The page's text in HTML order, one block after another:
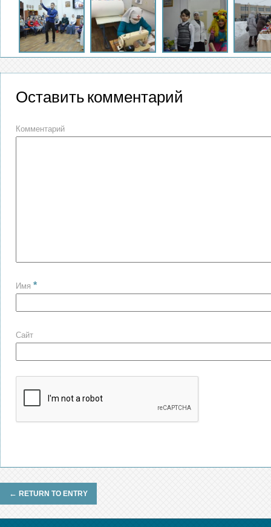
Оставить комментарий
Комментарий
Имя *
Сайт
← RETURN TO ENTRY